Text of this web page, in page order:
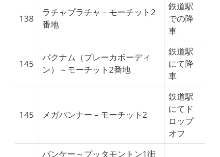
138
ラチャプラチャ – モーチット2
番地
鉄道駅
での降
車
145
パクナム（プレーカボーディ
ン）～モーチット2番地
鉄道駅
にて降
車
145 メガバンナー – モーチット2
鉄道駅
にてド
ロップ
オフ
バンケー～プッタモントン1街